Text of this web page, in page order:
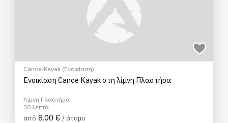
Canoe-Kayak (Ενοικίαση)
Ενοικίαση Canoe Kayak στη λίμνη Πλαστήρα
Λίμνη Πλαστήρα
30 λεπτά
από 8.00 € / άτομο